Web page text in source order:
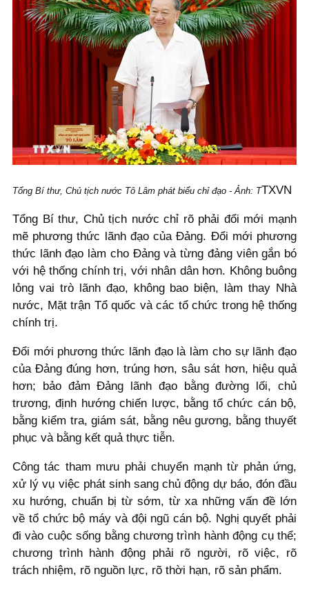
Tổng Bí thư, Chủ tịch nước Tô Lâm phát biểu chỉ đạo - Ảnh: TTXVN
Tổng Bí thư, Chủ tịch nước chỉ rõ phải đổi mới mạnh
mẽ phương thức lãnh đạo của Đảng. Đổi mới phương
thức lãnh đạo làm cho Đảng và từng đảng viên gắn bó
với hệ thống chính trị, với nhân dân hơn. Không buông
lỏng vai trò lãnh đạo, không bao biện, làm thay Nhà
nước, Mặt trận Tổ quốc và các tổ chức trong hệ thống
chính trị.
Đổi mới phương thức lãnh đạo là làm cho sự lãnh đạo
của Đảng đúng hơn, trúng hơn, sâu sát hơn, hiệu quả
hơn; bảo đảm Đảng lãnh đạo bằng đường lối, chủ
trương, định hướng chiến lược, bằng tổ chức cán bộ,
bằng kiểm tra, giám sát, bằng nêu gương, bằng thuyết
phục và bằng kết quả thực tiễn.
Công tác tham mưu phải chuyển mạnh từ phản ứng,
xử lý vụ việc phát sinh sang chủ động dự báo, đón đầu
xu hướng, chuẩn bị từ sớm, từ xa những vấn đề lớn
về tổ chức bộ máy và đội ngũ cán bộ. Nghị quyết phải
đi vào cuộc sống bằng chương trình hành động cụ thể;
chương trình hành động phải rõ người, rõ việc, rõ
trách nhiệm, rõ nguồn lực, rõ thời hạn, rõ sản phẩm.